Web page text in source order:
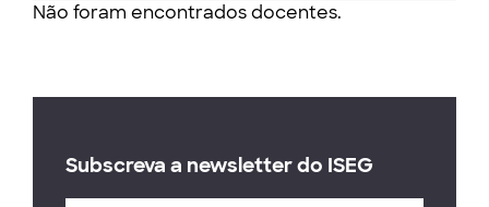
Não foram encontrados docentes.
Subscreva a newsletter do ISEG